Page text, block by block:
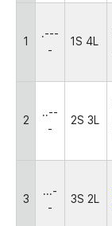
1
.---
-
1S 4L
2
..--
-
2S 3L
3
...-
-
3S 2L